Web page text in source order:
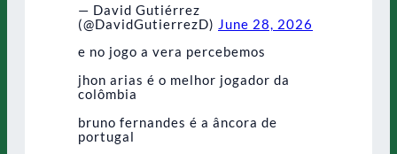
— David Gutiérrez
(@DavidGutierrezD) June 28, 2026
e no jogo a vera percebemos
jhon arias é o melhor jogador da
colômbia
bruno fernandes é a âncora de
portugal